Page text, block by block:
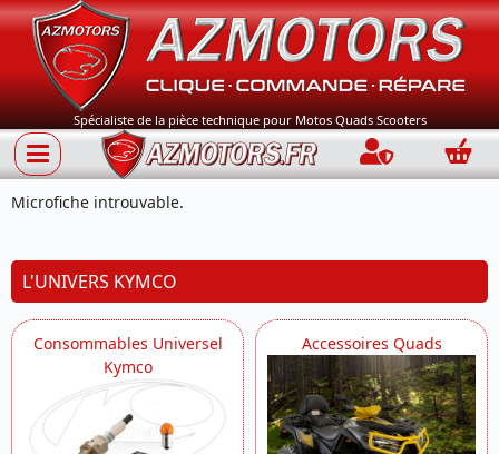
Spécialiste de la pièce technique pour Motos Quads Scooters
Connection
Microfiche introuvable.
L'UNIVERS KYMCO
Consommables Universel
Kymco
Accessoires Quads